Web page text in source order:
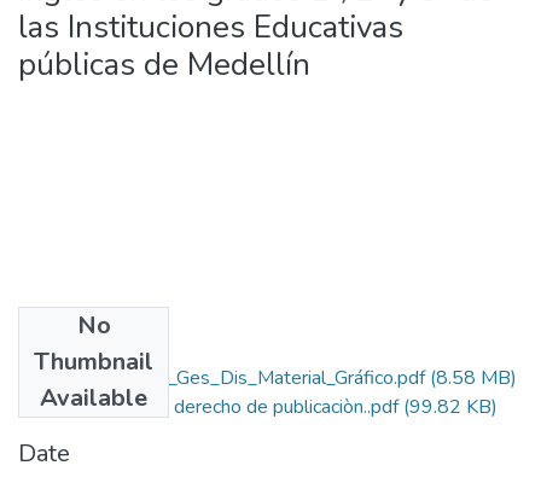
las Instituciones Educativas
públicas de Medellín
No
Thumbnail
Available
Rep_IUPB_Tec_Ges_Dis_Material_Gráfico.pdf(8.58 MB)
Autorizaciòn de derecho de publicaciòn..pdf(99.82 KB)
Date